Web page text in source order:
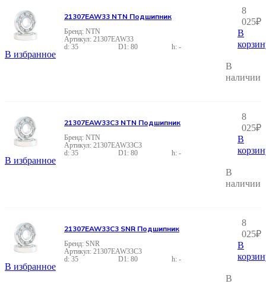
В избранное
21307EAW33
35
80 -
NTN
21307EAW33 NTN Подшипник
8
025₽
В
В
наличии
В избранное
21307EAW33C3
35
80 -
NTN
21307EAW33C3 NTN Подшипник
8
025₽
В
В
наличии
В избранное
21307EAW33C3
35
80 -
SNR
21307EAW33C3 SNR Подшипник
8
025₽
В
В